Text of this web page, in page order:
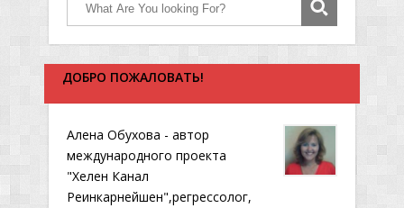
ДОБРО ПОЖАЛОВАТЬ!
Алена Обухова - автор
международного проекта
"Хелен Канал
Реинкарнейшен",регрессолог,